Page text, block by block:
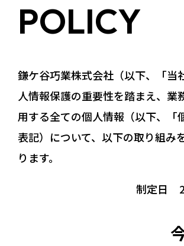
POLICY
鎌ケ谷巧業株式会社（以下、「当
人情報保護の重要性を踏まえ、業
用する全ての個人情報（以下、「
表記）について、以下の取り組み
ります。
制定日